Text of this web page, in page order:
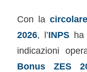
Con la
2026, l’INPSha
indicazioni
Bonus ZES